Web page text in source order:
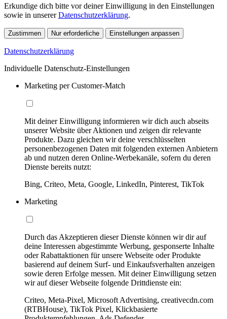
Erkundige dich bitte vor deiner Einwilligung in den Einstellungen
sowie in unsererDatenschutzerklärung.
Zustimmen Nur erforderliche Einstellungen anpassen
Datenschutzerklärung
Individuelle Datenschutz-Einstellungen
Marketing per Customer-Match
Mit deiner Einwilligung informieren wir dich auch abseits
unserer Website über Aktionen und zeigen dir relevante
Produkte. Dazu gleichen wir deine verschlüsselten
personenbezogenen Daten mit folgenden externen Anbietern
ab und nutzen deren Online-Werbekanäle, sofern du deren
Dienste bereits nutzt:
Bing, Criteo, Meta, Google, LinkedIn, Pinterest, TikTok
Marketing
Durch das Akzeptieren dieser Dienste können wir dir auf
deine Interessen abgestimmte Werbung, gesponserte Inhalte
oder Rabattaktionen für unsere Webseite oder Produkte
basierend auf deinem Surf- und Einkaufsverhalten anzeigen
sowie deren Erfolge messen. Mit deiner Einwilligung setzen
wir auf dieser Webseite folgende Drittdienste ein:
Criteo, Meta-Pixel, Microsoft Advertising, creativecdn.com
(RTBHouse), TikTok Pixel, Klickbasierte